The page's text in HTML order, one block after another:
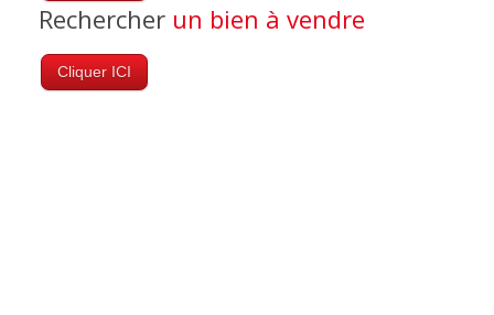
Rechercher un bien à vendre
Cliquer ICI